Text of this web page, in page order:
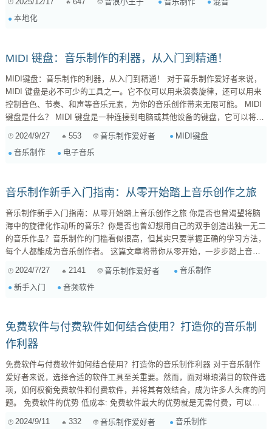
本地化
MIDI 键盘：音乐制作的利器，从入门到精通！
MIDI键盘：音乐制作的利器，从入门到精通！ 对于音乐制作爱好者来说，
MIDI 键盘是必不可少的工具之一。它不仅可以用来演奏旋律，还可以用来
控制音色、节奏、和声等音乐元素，为你的音乐创作带来无限可能。 MIDI
键盘是什么？ MIDI 键盘是一种连接到电脑或其他设备的键盘，它可以将你
了音符、音高、速度、控制器等信息，可以用来控制各种音乐参数。 MIDI
2024/9/27 553 音乐制作爱好者
MIDI键盘
音乐制作
电子音乐
音乐制作新手入门指南：从零开始踏上音乐创作之旅
音乐制作新手入门指南：从零开始踏上音乐创作之旅 你是否也曾渴望将脑
海中的旋律化作动听的音乐？你是否也曾幻想用自己的双手创造出独一无二
的音乐作品？音乐制作的门槛看似很高，但其实只要掌握正确的学习方法，
每个人都能成为音乐创作者。 这篇文章将带你从零开始，一步步踏上音乐
制作之旅，让你了解音乐制作的基本知识、常用工具和技巧，并提供一些实
通常包括以下几个步骤： 构思和创作 ：首先你需要构思音乐的主题、旋
2024/7/27 2141 音乐制作爱好者
音乐制作
新手入门
音频软件
免费软件与付费软件如何结合使用？打造你的音乐制
作利器
免费软件与付费软件如何结合使用？打造你的音乐制作利器 对于音乐制作
爱好者来说，选择合适的软件工具至关重要。然而，面对琳琅满目的软件选
项，如何权衡免费软件和付费软件，并将其有效结合，成为许多人头疼的问
题。 免费软件的优势 低成本: 免费软件最大的优势就是无需付费，可以轻
2024/9/11 332 音乐制作爱好者
音乐制作